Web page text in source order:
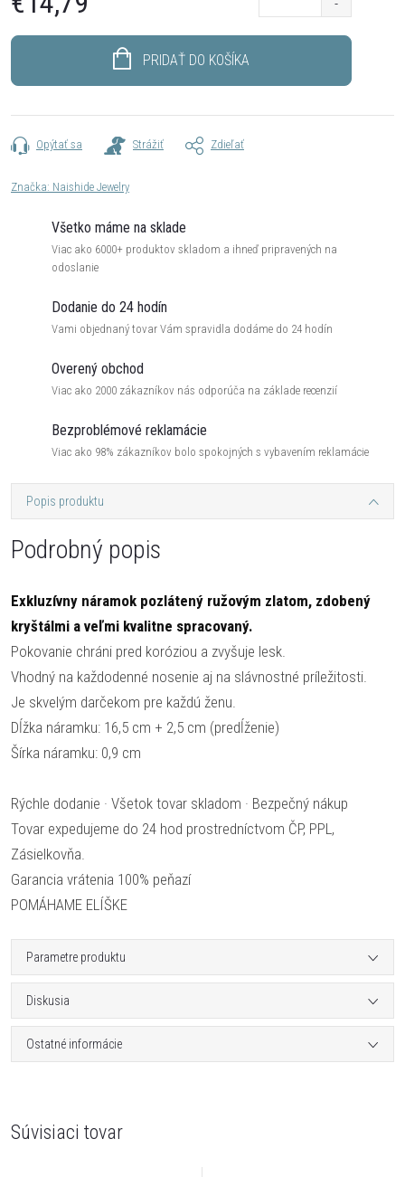
PRIDAŤ DO KOŠÍKA
Opýtať sa Strážiť Zdieľať
Značka: Naishide Jewelry
Všetko máme na sklade
Viac ako 6000+ produktov skladom a ihneď pripravených na
odoslanie
Dodanie do 24 hodín
Vami objednaný tovar Vám spravidla dodáme do 24 hodín
Overený obchod
Viac ako 2000 zákazníkov nás odporúča na základe recenzií
Bezproblémové reklamácie
Viac ako 98% zákazníkov bolo spokojných s vybavením reklamácie
Popis produktu
Podrobný popis
Exkluzívny náramok pozlátený ružovým zlatom, zdobený
kryštálmi a veľmi kvalitne spracovaný.
Pokovanie chráni pred koróziou a zvyšuje lesk.
Vhodný na každodenné nosenie aj na slávnostné príležitosti.
Je skvelým darčekom pre každú ženu.
Dĺžka náramku: 16,5 cm + 2,5 cm (predĺženie)
Šírka náramku: 0,9 cm
Rýchle dodanie · Všetok tovar skladom · Bezpečný nákup
Tovar expedujeme do 24 hod prostredníctvom ČP, PPL,
Zásielkovňa.
Garancia vrátenia 100% peňazí
POMÁHAME ELÍŠKE
Parametre produktu
Diskusia
Ostatné informácie
Súvisiaci tovar